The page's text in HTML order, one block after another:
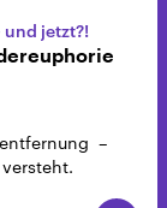
und jetzt?!
–